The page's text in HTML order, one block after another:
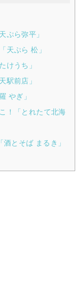
ぷら弥平」
天ぷら 松」
けうち」
駅前店」
やぎ」
！「とれたて北海
とそば まるき」